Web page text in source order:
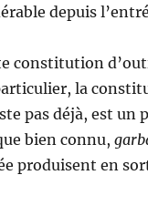
depuis
constitution
la
pas déjà, est un
bien connu,
produisent en